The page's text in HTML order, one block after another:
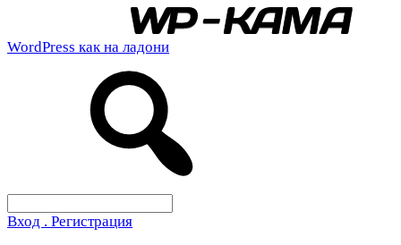
WordPress как на ладони
Вход . Регистрация